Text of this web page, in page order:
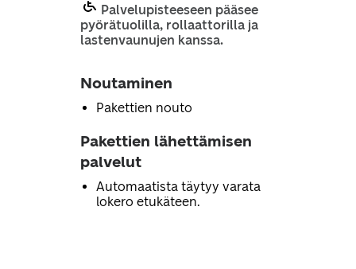
Palvelupisteeseen pääsee
pyörätuolilla, rollaattorilla ja
lastenvaunujen kanssa.
Noutaminen
Pakettien nouto
Pakettien lähettämisen
palvelut
Automaatista täytyy varata
lokero etukäteen.